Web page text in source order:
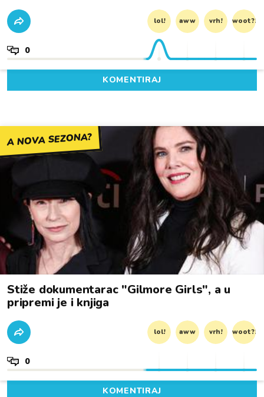
lol! aww vrh! woot?!
0
KOMENTIRAJ
A NOVA SEZONA?
Stiže dokumentarac "Gilmore Girls", a u
pripremi je i knjiga
lol! aww vrh! woot?!
0
KOMENTIRAJ